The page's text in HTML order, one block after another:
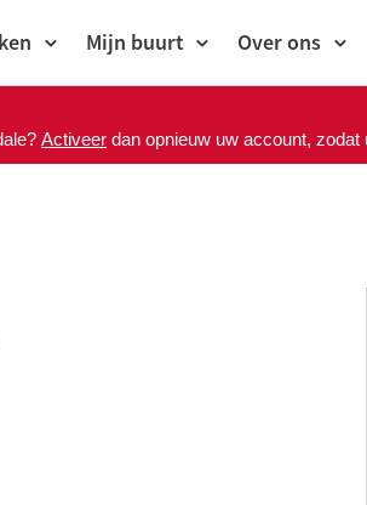
Mijn buurt Over ons
Activeer dan opnieuw uw account,